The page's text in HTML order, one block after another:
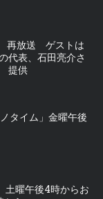
再放送 ゲストは
代表、石田亮介さ
提供
タイム」金曜午後
曜午後4時からお